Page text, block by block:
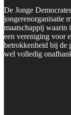
De Jonge
jongerenorganisatie
maatschappij waarin
een vereniging voor
betrokkenheid bij de
wel volledig